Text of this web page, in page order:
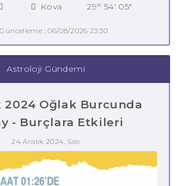
Kova 29° 54' 05"
: 06/08/2026 23:30
Astroloji Gündemi
2024 Oğlak Burcunda
- Burçlara Etkileri
24 Aralık 2024, Salı